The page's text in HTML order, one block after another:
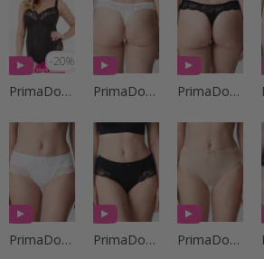
-20%
PrimaDonna Lingerie PrimaDonna Lingerie PrimaDonna Lingerie
PrimaDonna Lingerie PrimaDonna Lingerie PrimaDonna Lingerie